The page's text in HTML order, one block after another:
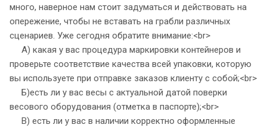
много, наверное нам стоит задуматься и действовать на
опережение, чтобы не вставать на грабли различных
сценариев. Уже сегодня обратите внимание:<br>
А) какая у вас процедура маркировки контейнеров и
проверьте соответствие качества всей упаковки, которую
вы используете при отправке заказов клиенту с собой;<br>
Б)есть ли у вас весы с актуальной датой поверки
весового оборудования (отметка в паспорте);<br>
В) есть ли у вас в наличии корректно оформленные